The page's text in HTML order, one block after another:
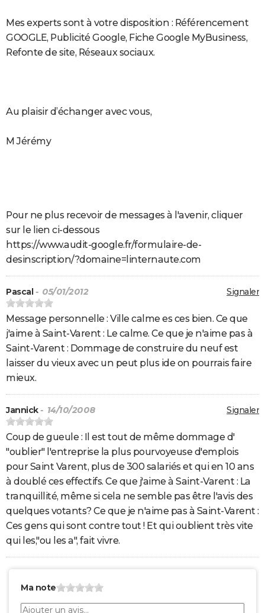
Mes experts sont à votre disposition : Référencement
GOOGLE, Publicité Google, Fiche Google MyBusiness,
Refonte de site, Réseaux sociaux.
Au plaisir d’échanger avec vous,
M Jérémy
Pour ne plus recevoir de messages à l'avenir, cliquer
sur le lien ci-dessous
https://www.audit-google.fr/formulaire-de-
desinscription/?domaine=linternaute.com
Signaler
Pascal - 05/01/2012
Message personnelle : Ville calme es ces bien. Ce que
j'aime à Saint-Varent : Le calme. Ce que je n'aime pas à
Saint-Varent : Dommage de construire du neuf est
laisser du vieux avec un peut plus ide on pourrais faire
mieux.
Signaler
Jannick- 14/10/2008
Coup de gueule : Il est tout de même dommage d'
"oublier" l'entreprise la plus pourvoyeuse d'emplois
pour Saint Varent, plus de 300 salariés et qui en 10 ans
à doublé ces effectifs. Ce que j'aime à Saint-Varent : La
tranquillité, même si cela ne semble pas être l'avis des
quelques votants? Ce que je n'aime pas à Saint-Varent :
Ces gens qui sont contre tout ! Et qui oublient très vite
qui les,"ou les a", fait vivre.
Ma note